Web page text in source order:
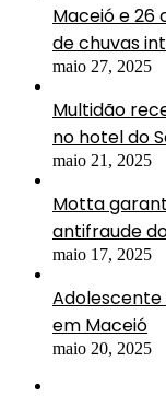
Maceió e 26
de chuvas
maio 27, 2025
Multidão
no hotel do
maio 21, 2025
Motta
antifraude do
maio 17, 2025
em Maceió
maio 20, 2025